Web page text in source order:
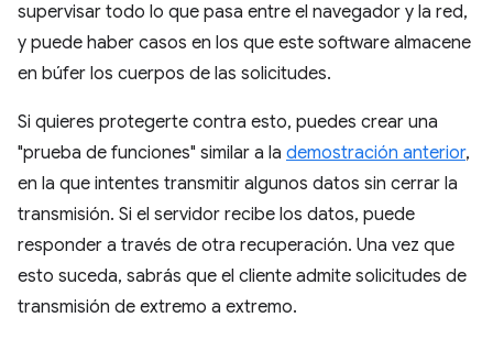
supervisar todo lo que pasa entre el navegador y la red,
y puede haber casos en los que este software almacene
en búfer los cuerpos de las solicitudes.
Si quieres protegerte contra esto, puedes crear una
"prueba de funciones" similar a la demostración anterior,
en la que intentes transmitir algunos datos sin cerrar la
transmisión. Si el servidor recibe los datos, puede
responder a través de otra recuperación. Una vez que
esto suceda, sabrás que el cliente admite solicitudes de
transmisión de extremo a extremo.